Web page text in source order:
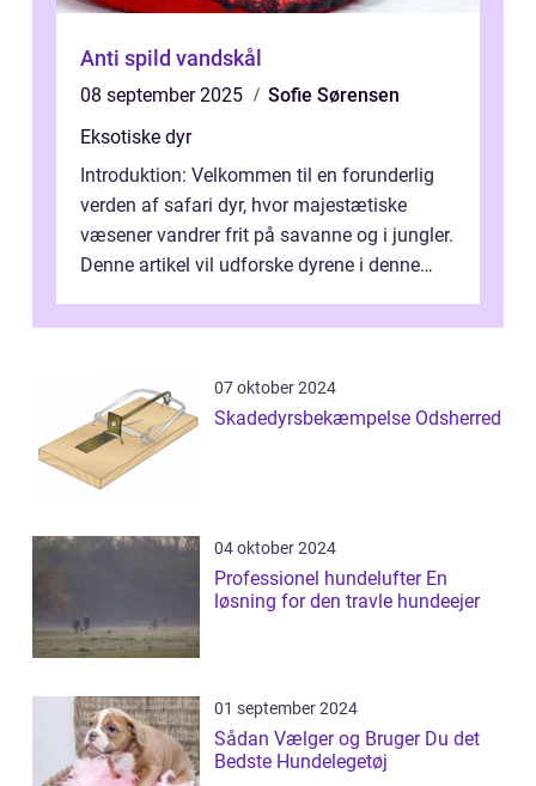
Anti spild vandskål
08 september 2025
Sofie Sørensen
Eksotiske dyr
Introduktion: Velkommen til en forunderlig
verden af safari dyr, hvor majestætiske
væsener vandrer frit på savanne og i jungler.
Denne artikel vil udforske dyrene i denne
07 oktober 2024
Skadedyrsbekæmpelse Odsherred
04 oktober 2024
Professionel hundelufter En
løsning for den travle hundeejer
01 september 2024
Sådan Vælger og Bruger Du det
Bedste Hundelegetøj